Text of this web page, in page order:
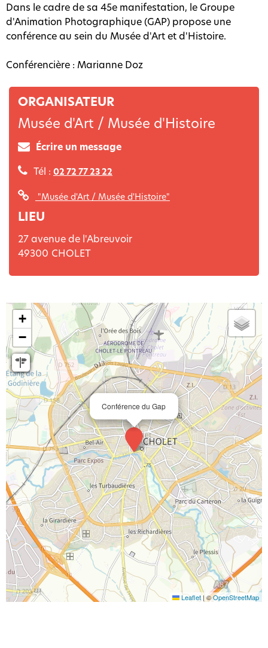
Dans le cadre de sa 45e manifestation, le Groupe
d'Animation Photographique (GAP) propose une
conférence au sein du Musée d'Art et d'Histoire.
Conférencière : Marianne Doz
ORGANISATEUR
Musée d'Art / Musée d'Histoire
Écrire un message
Tél : 02 72 77 23 22
"Musée d'Art / Musée d'Histoire"
LIEU
27 avenue de l'Abreuvoir
49300 CHOLET
Conférence du Gap
+
−
Leaflet|©OpenStreetMap